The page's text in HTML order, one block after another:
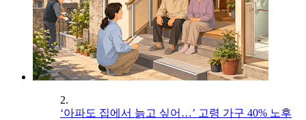
2.
‘아파도 집에서 늙고 싶어…’ 고령 가구 40% 노후